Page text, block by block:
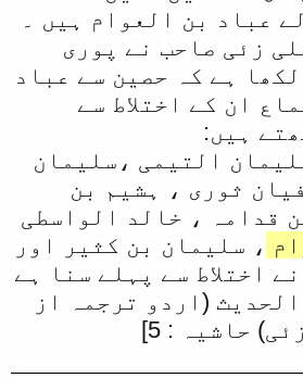
عباد بن العوام ہیں ۔
زئی صاحب نے پوری
ہے کہ حصین سے عباد
ان کے اختلاط سے
ہیں:
التیمی ،سلیمان
ثوری ، ہشیم بن
قدامہ ، خالد الواسطی
، سلیمان بن کثیر اور
اختلاط سے پہلے سنا ہے
(اردو ترجمہ از
حاشیہ : 5]